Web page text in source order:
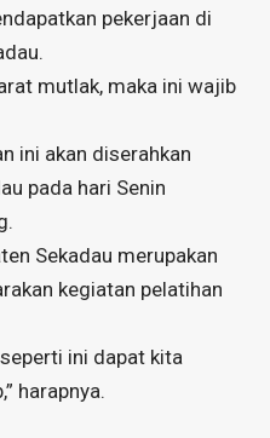
pekerjaan di
mutlak, maka ini wajib
ini akan diserahkan
pada hari Senin
Sekadau merupakan
kegiatan pelatihan
ini dapat kita
harapnya.